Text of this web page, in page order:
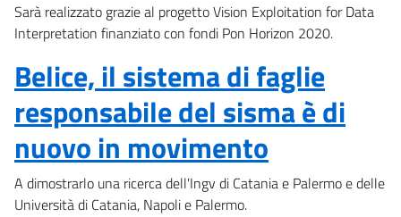
Sarà realizzato grazie al progetto Vision Exploitation for Data
Interpretation finanziato con fondi Pon Horizon 2020.
Belice, il sistema di faglie
responsabile del sisma è di
nuovo in movimento
A dimostrarlo una ricerca dell'Ingv di Catania e Palermo e delle
Università di Catania, Napoli e Palermo.